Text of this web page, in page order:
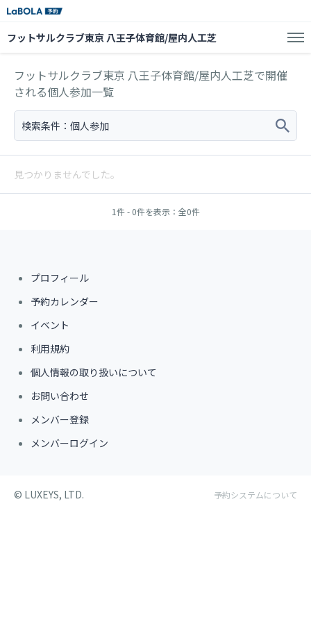
フットサルクラブ東京 八王子体育館/屋内人工芝
フットサルクラブ東京 八王子体育館/屋内人工芝で開催
される個人参加一覧
検索条件： 個人参加
見つかりませんでした。
1件 - 0件を表示：全0件
プロフィール
予約カレンダー
イベント
利用規約
個人情報の取り扱いについて
お問い合わせ
メンバー登録
メンバーログイン
©︎ LUXEYS, LTD. 予約システムについて